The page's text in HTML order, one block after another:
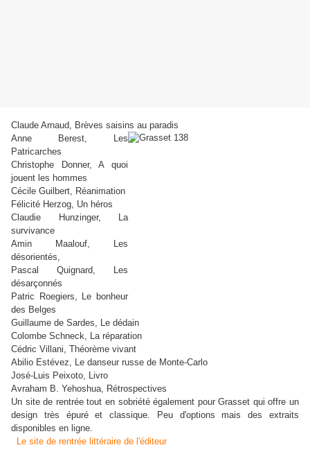
Claude Arnaud, Brèves saisins au paradis
Anne Berest, Les
Patricarches
Christophe Donner, A quoi
jouent les hommes
Cécile Guilbert, Réanimation
Félicité Herzog, Un héros
Claudie Hunzinger, La
survivance
Amin Maalouf, Les
désorientés,
Pascal Quignard, Les
désarçonnés
Patric Roegiers, Le bonheur
des Belges
Guillaume de Sardes, Le dédain
Colombe Schneck, La réparation
Cédric Villani, Théorème vivant
Abilio Estévez, Le danseur russe de Monte-Carlo
José-Luis Peixoto, Livro
Avraham B. Yehoshua, Rétrospectives
Un site de rentrée tout en sobriété également pour Grasset qui offre un
design très épuré et classique. Peu d'options mais des extraits
disponibles en ligne.
Le site de rentrée littéraire de l'éditeur